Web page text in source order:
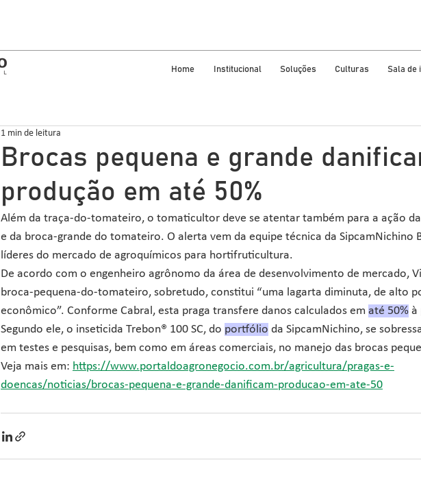
Home Institucional Soluções Culturas Sala de
Brocas pequena e grande
produção em até 50%
1 min de leitura
Além da traça-do-tomateiro, o tomaticultor deve se atentar também para a ação
e da broca-grande do tomateiro. O alerta vem da equipe técnica da SipcamNichino
líderes do mercado de agroquímicos para hortifruticultura.
De acordo com o engenheiro agrônomo da área de desenvolvimento de mercado,
broca-pequena-do-tomateiro, sobretudo, constitui “uma lagarta diminuta, de alto
econômico”. Conforme Cabral, esta praga transfere danos calculados em até 50% à
Segundo ele, o inseticida Trebon® 100 SC, do portfólio da SipcamNichino, se
em testes e pesquisas, bem como em áreas comerciais, no manejo das brocas
Veja mais em: https://www.portaldoagronegocio.com.br/agricultura/pragas-e-
doencas/noticias/brocas-pequena-e-grande-danificam-producao-em-ate-50